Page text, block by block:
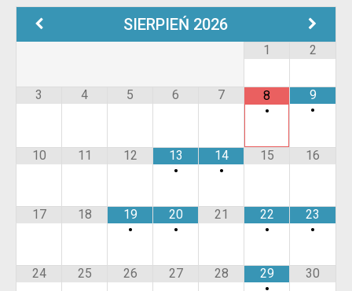
SIERPIEŃ 2026
1 2
3 4 5 6 7
8
•
9
•
10 11 12
13
•
14
•
15 16
17 18
19
•
20
•
21
22
•
23
•
24 25 26 27 28
29
30